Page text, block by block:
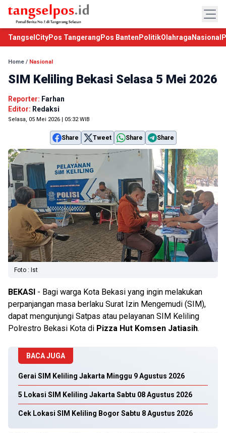
TangselCityPos Tangerang Pos Banten PolitikOlahraga Nasional
Home / Nasional
SIM Keliling Bekasi Selasa 5 Mei 2026
Reporter: Farhan
Editor: Redaksi
Selasa, 05 Mei 2026 | 05:32 WIB
Share Tweet Share Share
Foto : Ist
BEKASI - Bagi warga Kota Bekasi yang ingin melakukan
perpanjangan masa berlaku Surat Izin Mengemudi (SIM),
dapat mengunjungi Satpas atau pelayanan SIM Keliling
Polrestro Bekasi Kota di Pizza Hut Komsen Jatiasih.
BACA JUGA
Gerai SIM Keliling Jakarta Minggu 9 Agustus 2026
5 Lokasi SIM Keliling Jakarta Sabtu 08 Agustus 2026
Cek Lokasi SIM Keliling Bogor Sabtu 8 Agustus 2026